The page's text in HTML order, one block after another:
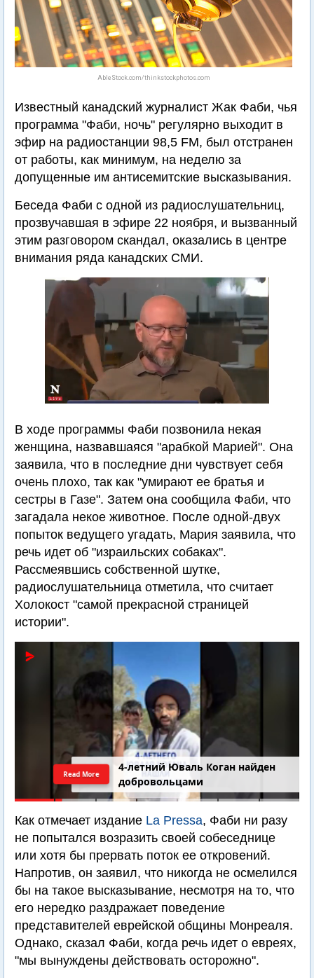
AbleStock.com/thinkstockphotos.com
Известный канадский журналист Жак Фаби, чья
программа "Фаби, ночь" регулярно выходит в
эфир на радиостанции 98,5 FM, был отстранен
от работы, как минимум, на неделю за
допущенные им антисемитские высказывания.
Беседа Фаби с одной из радиослушательниц,
прозвучавшая в эфире 22 ноября, и вызванный
этим разговором скандал, оказались в центре
внимания ряда канадских СМИ.
В ходе программы Фаби позвонила некая
женщина, назвавшаяся "арабкой Марией". Она
заявила, что в последние дни чувствует себя
очень плохо, так как "умирают ее братья и
сестры в Газе". Затем она сообщила Фаби, что
загадала некое животное. После одной-двух
попыток ведущего угадать, Мария заявила, что
речь идет об "израильских собаках".
Рассмеявшись собственной шутке,
радиослушательница отметила, что считает
Холокост "самой прекрасной страницей
истории".
4-летний Юваль Коган найден
добровольцами
Read More
Как отмечает издание La Pressa, Фаби ни разу
не попытался возразить своей собеседнице
или хотя бы прервать поток ее откровений.
Напротив, он заявил, что никогда не осмелился
бы на такое высказывание, несмотря на то, что
его нередко раздражает поведение
представителей еврейской общины Монреаля.
Однако, сказал Фаби, когда речь идет о евреях,
"мы вынуждены действовать осторожно".